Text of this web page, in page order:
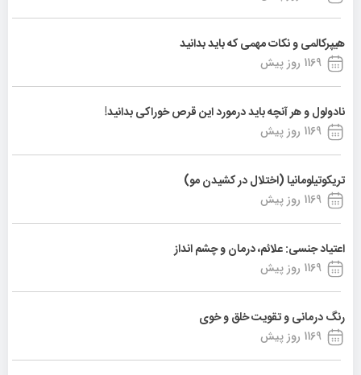
هیپرکالمی و نکات مهمی که باید بدانید
1169 روز پیش
نادولول و هر آنچه باید درمورد این قرص خوراکی بدانید!
1169 روز پیش
تریکوتیلومانیا (اختلال در کشیدن مو)
1169 روز پیش
اعتیاد جنسی: علائم، درمان و چشم انداز
1169 روز پیش
رنگ درمانی و تقویت خلق و خوی
1169 روز پیش